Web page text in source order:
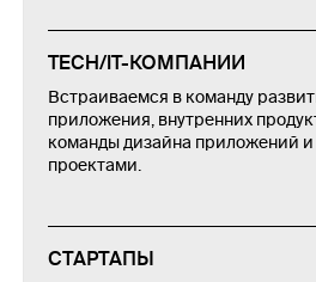
TECH/IT-КОМПАНИИ
Встраиваемся в команду
приложения, внутренних
команды дизайна приложений и
проектами.
СТАРТАПЫ